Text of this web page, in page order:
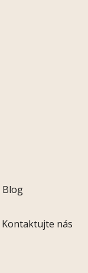
Blog
Kontaktujte nás